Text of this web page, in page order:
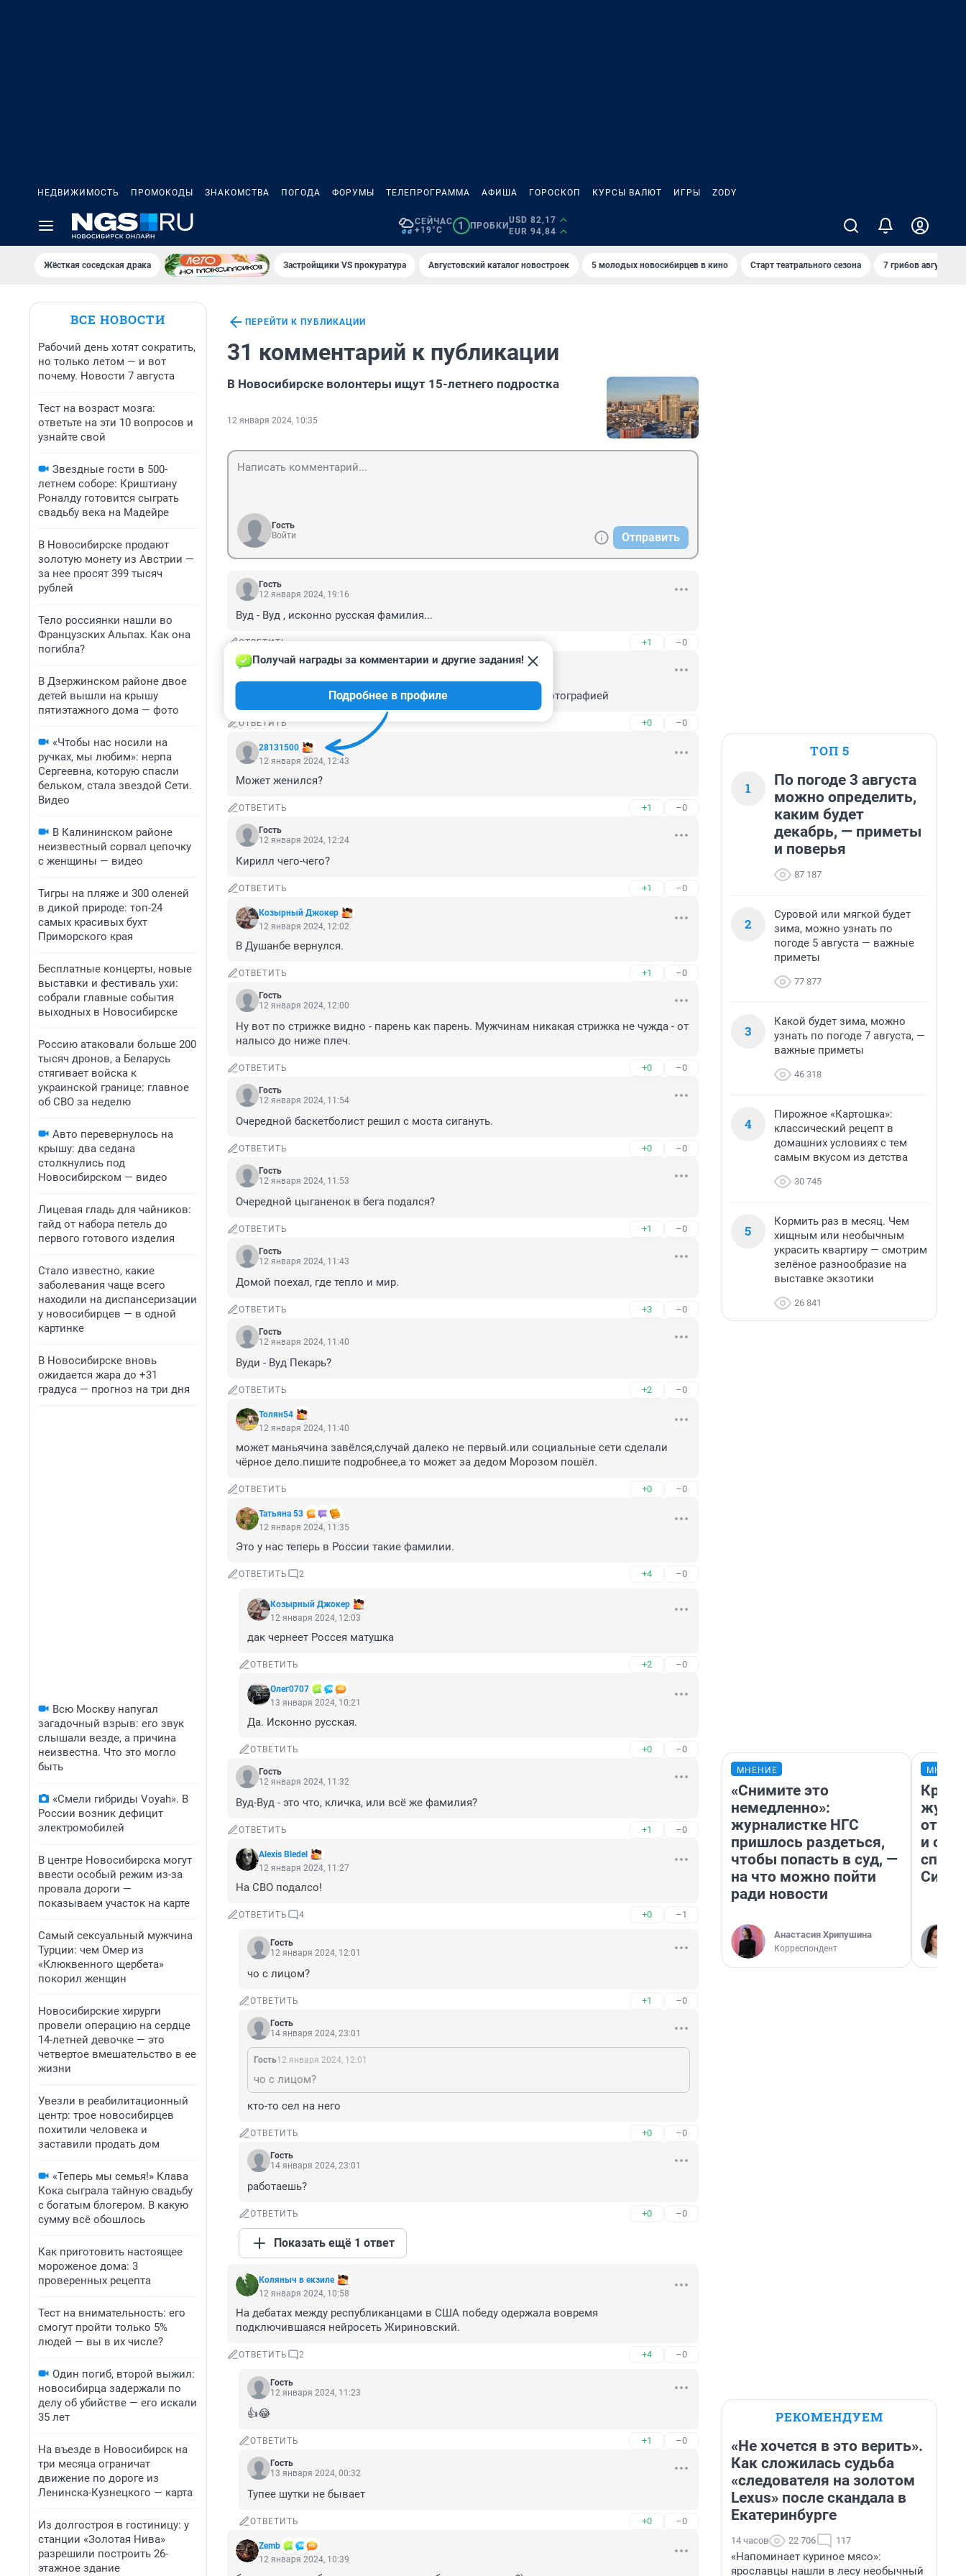
НЕДВИЖИМОСТЬ ПРОМОКОДЫ ЗНАКОМСТВА ПОГОДА ФОРУМЫ ТЕЛЕПРОГРАММА АФИША ГОРОСКОП КУРСЫ ВАЛЮТ ИГРЫ ZODY
СЕЙЧАС
+19°C
1 ПРОБКИ
USD 82,17
EUR 94,84
Жёсткая соседская драка Застройщики VS прокуратура Августовский каталог новостроек 5 молодых новосибирцев в кино Старт театрального сезона 7 грибов августа
ВСЕ НОВОСТИ
Рабочий день хотят сократить,
но только летом — и вот
почему. Новости 7 августа
Тест на возраст мозга:
ответьте на эти 10 вопросов и
узнайте свой
Звездные гости в 500-
летнем соборе: Криштиану
Роналду готовится сыграть
свадьбу века на Мадейре
В Новосибирске продают
золотую монету из Австрии —
за нее просят 399 тысяч
рублей
Тело россиянки нашли во
Французских Альпах. Как она
погибла?
В Дзержинском районе двое
детей вышли на крышу
пятиэтажного дома — фото
«Чтобы нас носили на
ручках, мы любим»: нерпа
Сергеевна, которую спасли
бельком, стала звездой Сети.
Видео
В Калининском районе
неизвестный сорвал цепочку
с женщины — видео
Тигры на пляже и 300 оленей
в дикой природе: топ-24
самых красивых бухт
Приморского края
Бесплатные концерты, новые
выставки и фестиваль ухи:
собрали главные события
выходных в Новосибирске
Россию атаковали больше 200
тысяч дронов, а Беларусь
стягивает войска к
украинской границе: главное
об СВО за неделю
Авто перевернулось на
крышу: два седана
столкнулись под
Новосибирском — видео
Лицевая гладь для чайников:
гайд от набора петель до
первого готового изделия
Стало известно, какие
заболевания чаще всего
находили на диспансеризации
у новосибирцев — в одной
картинке
В Новосибирске вновь
ожидается жара до +31
градуса — прогноз на три дня
Всю Москву напугал
загадочный взрыв: его звук
слышали везде, а причина
неизвестна. Что это могло
быть
«Смели гибриды Voyah». В
России возник дефицит
электромобилей
В центре Новосибирска могут
ввести особый режим из-за
провала дороги —
показываем участок на карте
Самый сексуальный мужчина
Турции: чем Омер из
«Клюквенного щербета»
покорил женщин
Новосибирские хирурги
провели операцию на сердце
14-летней девочке — это
четвертое вмешательство в ее
жизни
Увезли в реабилитационный
центр: трое новосибирцев
похитили человека и
заставили продать дом
«Теперь мы семья!» Клава
Кока сыграла тайную свадьбу
с богатым блогером. В какую
сумму всё обошлось
Как приготовить настоящее
мороженое дома: 3
проверенных рецепта
Тест на внимательность: его
смогут пройти только 5%
людей — вы в их числе?
Один погиб, второй выжил:
новосибирца задержали по
делу об убийстве — его искали
35 лет
На въезде в Новосибирск на
три месяца ограничат
движение по дороге из
Ленинска-Кузнецкого — карта
Из долгостроя в гостиницу: у
станции «Золотая Нива»
разрешили построить 26-
этажное здание
ПЕРЕЙТИ К ПУБЛИКАЦИИ
31 комментарий к публикации
В Новосибирске волонтеры ищут 15-летнего подростка
12 января 2024, 10:35
Гость
Войти
Отправить
Гость
12 января 2024, 19:16
Вуд - Вуд , исконно русская фамилия...
ОТВЕТИТЬ +1 –0
Гость
глаза точно голубые? информация в тексте не стыкуется с фотографией
ОТВЕТИТЬ +0 –0
28131500
Получай награды за комментарии и другие задания!
Подробнее в профиле
12 января 2024, 12:43
Может женился?
ОТВЕТИТЬ +1 –0
Гость
12 января 2024, 12:24
Кирилл чего-чего?
ОТВЕТИТЬ +1 –0
Козырный Джокер
12 января 2024, 12:02
В Душанбе вернулся.
ОТВЕТИТЬ +1 –0
Гость
12 января 2024, 12:00
Ну вот по стрижке видно - парень как парень. Мужчинам никакая стрижка не чужда - от
налысо до ниже плеч.
ОТВЕТИТЬ +0 –0
Гость
12 января 2024, 11:54
Очередной баскетболист решил с моста сигануть.
ОТВЕТИТЬ +0 –0
Гость
12 января 2024, 11:53
Очередной цыганенок в бега подался?
ОТВЕТИТЬ +1 –0
Гость
12 января 2024, 11:43
Домой поехал, где тепло и мир.
ОТВЕТИТЬ +3 –0
Гость
12 января 2024, 11:40
Вуди - Вуд Пекарь?
ОТВЕТИТЬ +2 –0
Толян54
12 января 2024, 11:40
может маньячина завёлся,случай далеко не первый.или социальные сети сделали
чёрное дело.пишите подробнее,а то может за дедом Морозом пошёл.
ОТВЕТИТЬ +0 –0
Татьяна 53
12 января 2024, 11:35
Это у нас теперь в России такие фамилии.
ОТВЕТИТЬ 2 +4 –0
Козырный Джокер
12 января 2024, 12:03
дак чернеет Россея матушка
ОТВЕТИТЬ +2 –0
Олег0707
13 января 2024, 10:21
Да. Исконно русская.
ОТВЕТИТЬ +0 –0
Гость
12 января 2024, 11:32
Вуд-Вуд - это что, кличка, или всё же фамилия?
ОТВЕТИТЬ +1 –0
Alexis Bledel
12 января 2024, 11:27
На СВО подалсо!
ОТВЕТИТЬ 4 +0 –1
Гость
12 января 2024, 12:01
чо с лицом?
ОТВЕТИТЬ +1 –0
Гость
14 января 2024, 23:01
Гость12 января 2024, 12:01
чо с лицом?
кто-то сел на него
ОТВЕТИТЬ +0 –0
Гость
14 января 2024, 23:01
работаешь?
ОТВЕТИТЬ +0 –0
Показать ещё 1 ответ
Коляныч в екзиле
12 января 2024, 10:58
На дебатах между республиканцами в США победу одержала вовремя
подключившаяся нейросеть Жириновский.
ОТВЕТИТЬ 2 +4 –0
Гость
12 января 2024, 11:23
👍😂
ОТВЕТИТЬ +1 –0
Гость
13 января 2024, 00:32
Тупее шутки не бывает
ОТВЕТИТЬ +0 –0
Zemb
12 января 2024, 10:39
ТОП 5
1
По погоде 3 августа
можно определить,
каким будет
декабрь, — приметы
и поверья
87 187
2
Суровой или мягкой будет
зима, можно узнать по
погоде 5 августа — важные
приметы
77 877
3
Какой будет зима, можно
узнать по погоде 7 августа, —
важные приметы
46 318
4
Пирожное «Картошка»:
классический рецепт в
домашних условиях с тем
самым вкусом из детства
30 745
5
Кормить раз в месяц. Чем
хищным или необычным
украсить квартиру — смотрим
зелёное разнообразие на
выставке экзотики
26 841
МНЕНИЕ
«Снимите это
немедленно»:
журналистке НГС
пришлось раздеться,
чтобы попасть в суд, —
на что можно пойти
ради новости
Анастасия Хрипушина
Корреспондент
и
РЕКОМЕНДУЕМ
«Не хочется в это верить».
Как сложилась судьба
«следователя на золотом
Lexus» после скандала в
Екатеринбурге
14 часов 22 706 117
«Напоминает куриное мясо»:
ярославцы нашли в лесу необычный